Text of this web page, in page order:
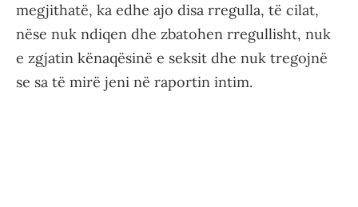
megjithatë, ka edhe ajo disa rregulla, të cilat,
nëse nuk ndiqen dhe zbatohen rregullisht, nuk
e zgjatin kënaqësinë e seksit dhe nuk tregojnë
se sa të mirë jeni në raportin intim.